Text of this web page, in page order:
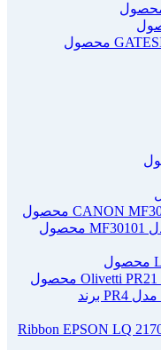
1 محصول
1 محصول
ریبون پرینتر سوزنی اولیوتی مدل PR4 برند